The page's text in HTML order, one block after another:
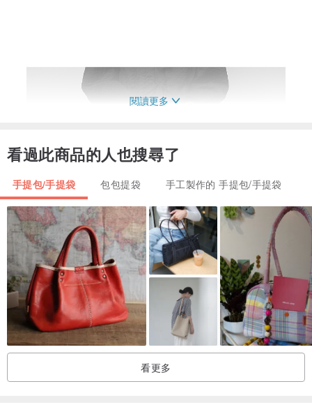
閱讀更多
看過此商品的人也搜尋了
手提包/手提袋 包包提袋 手工製作的 手提包/手提袋
看更多